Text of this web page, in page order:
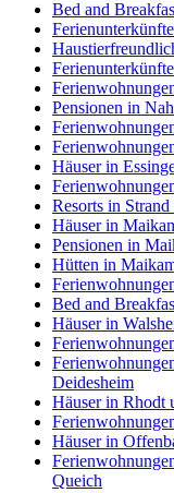
Bed and
Pensionen in
Häuser in
Resorts in
Häuser in
Pensionen in
Hütten in
Bed and
Häuser in
Deidesheim
Häuser in Rhodt
Häuser in
Queich